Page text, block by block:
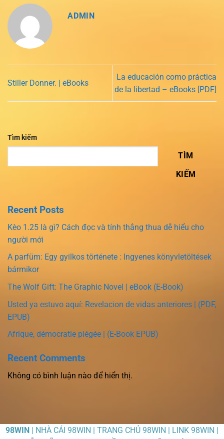
ADMIN
Stiller Donner. | eBooks
La educación como práctica
de la libertad – eBooks [PDF]
Tìm kiếm
TÌM
KIẾM
Recent Posts
Kèo 1.25 là gì? Cách đọc và tính thắng thua dễ hiểu cho
người mới
A parfüm: Egy gyilkos története : Ingyenes könyvletöltések
bármikor
The Wolf Gift: The Graphic Novel | eBook (E-Book)
Usted ya estuvo aquí: Revelacion de vidas anteriores | (PDF,
EPUB)
Afrique, démocratie piégée | (E-Book EPUB)
Recent Comments
Không có bình luận nào để hiển thị.
98WIN | NHÀ CÁI 98WIN | TRANG CHỦ 98WIN | LINK 98WIN |